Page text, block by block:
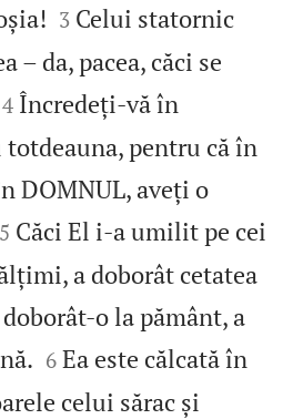


3 Celui statornic
– da, pacea, căci se


4 Încredeți‑vă în
pentru că în
DOMNUL, aveți o


5 Căci El i‑a umilit pe cei
a doborât cetatea
la pământ, a


6 Ea este călcată în
celui sărac și